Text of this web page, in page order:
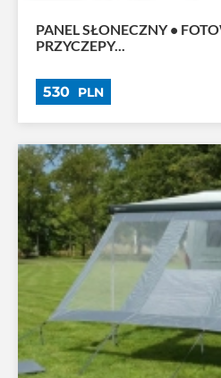
PANEL SŁONECZNY •
PRZYCZEPY...
530 PLN